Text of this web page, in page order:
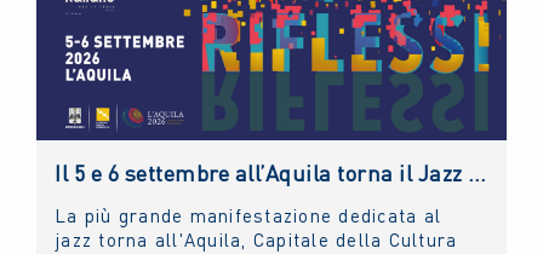
Il 5 e 6 settembre all’Aquila torna il Jazz Italiano per le Terre del Sisma: il NUOVO IMAIE c’è
La più grande manifestazione dedicata al
jazz torna all'Aquila, Capitale della Cultura